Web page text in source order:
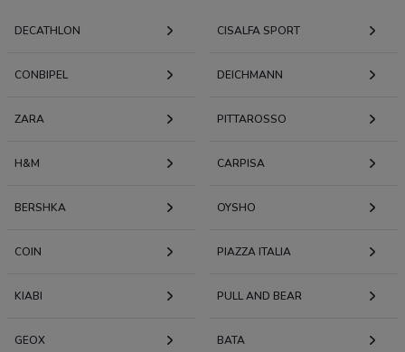
DECATHLON CISALFA SPORT
CONBIPEL DEICHMANN
ZARA PITTAROSSO
H&M CARPISA
BERSHKA OYSHO
COIN PIAZZA ITALIA
KIABI PULL AND BEAR
GEOX BATA